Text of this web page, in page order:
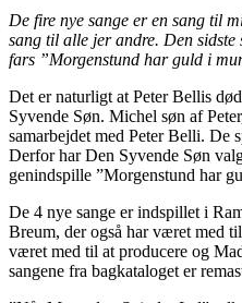
De fire nye sange er en sang til
sang til alle jer andre. Den
fars ”Morgenstund har guld i
Det er naturligt at Peter Bellis
Syvende Søn. Michel søn af
samarbejdet med Peter Belli. De
Derfor har Den Syvende Søn
genindspille ”Morgenstund har
De 4 nye sange er indspillet i
Breum, der også har været med
været med til at producere og
sangene fra bagkataloget er